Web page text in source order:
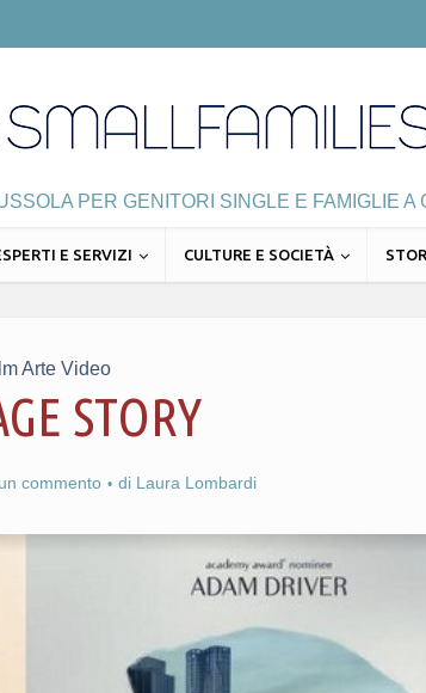
PER GENITORI SINGLE E FAMIGLIE A
E SERVIZI CULTURE E SOCIETÀ
Arte Video
STORY
commento di Laura Lombardi